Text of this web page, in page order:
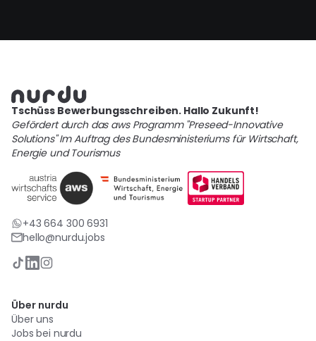
Tschüss Bewerbungsschreiben. Hallo Zukunft!
Gefördert durch das aws Programm "Preseed-Innovative
Solutions" Im Auftrag des Bundesministeriums für Wirtschaft,
Energie und Tourismus
+43 664 300 6931
hello@nurdu.jobs
Über nurdu
Über uns
Jobs bei nurdu